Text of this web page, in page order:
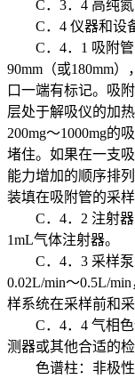
C．3．4 高纯氮
C．4 仪器和设
C．4．1 吸附管
90mm（或180mm
口一端有标记。吸
层处于解吸仪的加
200mg～1000mg的
堵住。如果在一支
能力增加的顺序排
装填在吸附管的采样
C．4．2 注射器
1mL气体注射器。
C．4．3 采样泵
0.02L/min～0.5L/
样系统在采样前和
C．4．4 气相色
测器或其他合适的检
色谱柱：非极性